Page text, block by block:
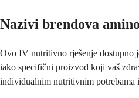
Nazivi brendova
Ovo IV nutritivno rješenje dostupno
iako specifični proizvod koji vaš
individualnim nutritivnim potrebama